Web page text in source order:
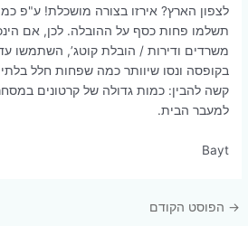
לצפון הארץ? אירזו בצורה מושכלת! ע"פ
תשלמו פחות כסף על ההובלה. לכן, אם
משרדים ודירות / הובלת קוטג’, השתמשו
בקופסה ונסו שיוותר כמה שפחות חלל
קשה להבין: כמות גדולה של קרטונים
למעבר הבית.
Bayt
Post
→ הפוסט הקודם